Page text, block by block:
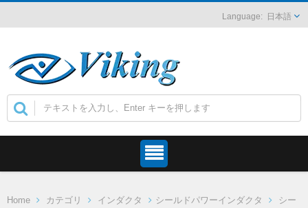
日本語
Home カテゴリ インダクタ シールドパワーインダクタ
シー